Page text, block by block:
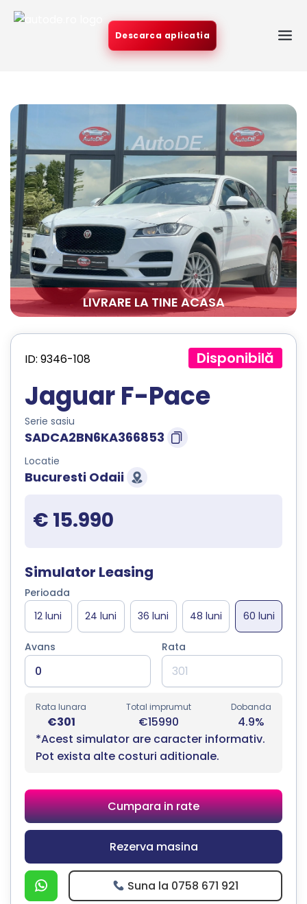
Descarca aplicatia
LIVRARE LA TINE ACASA
ID: 9346-108 Disponibilă
Jaguar F-Pace
Serie sasiu
SADCA2BN6KA366853
Locatie
Bucuresti Odaii
€ 15.990
Simulator Leasing
Perioada
Avans Rata
Rata lunara
€301
Total imprumut
€15990
Dobanda
4.9%
*Acest simulator are caracter informativ.
Pot exista alte costuri aditionale.
Cumpara in rate
Rezerva masina
Suna la 0758 671 921